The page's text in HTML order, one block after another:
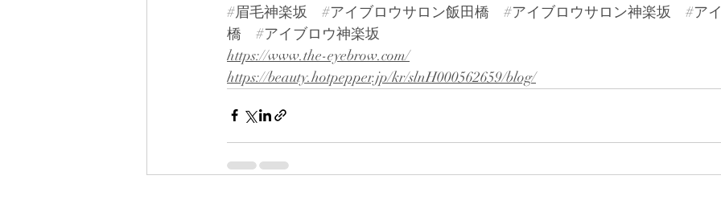
#眉毛神楽坂
#アイブロウサロン飯田橋 #アイブロウサロン神楽坂
#ア
橋
#アイブロウ神楽坂
https://www.the-eyebrow.com/
https://beauty.hotpepper.jp/kr/slnH000562659/blog/